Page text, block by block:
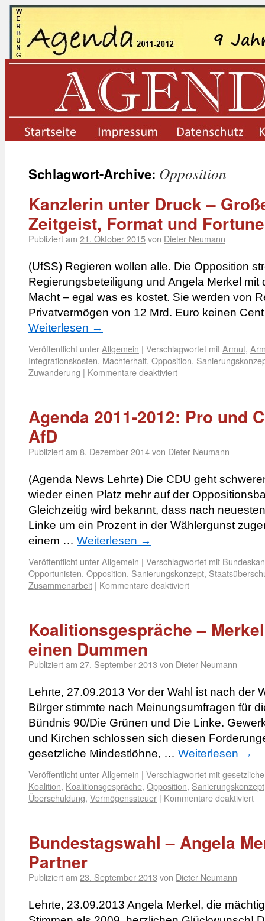
Schlagwort-Archive: Opposition
Kanzlerin unter Druck –
Zeitgeist, Format und Fortune
Publiziert am 21. Oktober 2015von Dieter Neumann
(UfSS) Regieren wollen alle. Die Opposition
Regierungsbeteiligung und Angela Merkel mit
Macht – egal was es kostet. Sie werden von
Privatvermögen von 12 Mrd. Euro keinen
Weiterlesen →
Veröffentlicht unterAllgemein | Verschlagwortet mitArmut,
Integrationskosten, Machterhalt, Opposition,
Zuwanderung | Kommentare deaktiviert
Agenda 2011-2012: Pro und
AfD
Publiziert am 8. Dezember 2014von Dieter Neumann
(Agenda News Lehrte) Die CDU geht
wieder einen Platz mehr auf der
Gleichzeitig wird bekannt, dass nach
Linke um ein Prozent in der Wählergunst
einem … Weiterlesen →
Veröffentlicht unterAllgemein | Verschlagwortet mit
Opportunisten, Opposition, Sanierungskonzept,
Zusammenarbeit | Kommentare deaktiviert
Koalitionsgespräche –
einen Dummen
Publiziert am 27. September 2013 von Dieter Neumann
Lehrte, 27.09.2013 Vor der Wahl ist nach der
Bürger stimmte nach Meinungsumfragen für
Bündnis 90/Die Grünen und Die Linke.
und Kirchen schlossen sich diesen
gesetzliche Mindestlöhne, … Weiterlesen →
Veröffentlicht unterAllgemein | Verschlagwortet mit
Koalition, Koalitionsgespräche, Opposition, Sanierungskonzept
Überschuldung, Vermögenssteuer | Kommentare deaktiviert
Bundestagswahl – Angela
Partner
Publiziert am 23. September 2013 von Dieter Neumann
Lehrte, 23.09.2013 Angela Merkel, die